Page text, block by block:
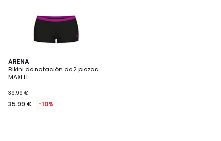
ARENA
Bikini de natación de 2 piezas
MAXFIT
39.99 €
35.99 € -10%